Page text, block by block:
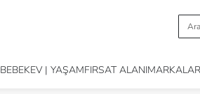
BEBEKEV | YAŞAMFIRSAT ALANIMARKALAR